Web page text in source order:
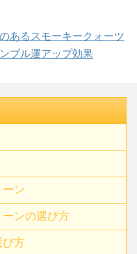
あるスモーキークォーツ
ブル運アップ効果
ン
ンの選び方
び方